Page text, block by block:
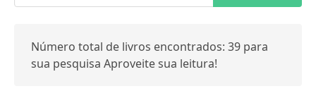
Número total de livros encontrados: 39 para
sua pesquisa Aproveite sua leitura!